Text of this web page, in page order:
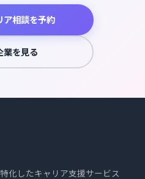
ア相談を予約
業を見る
化したキャリア支援サービス